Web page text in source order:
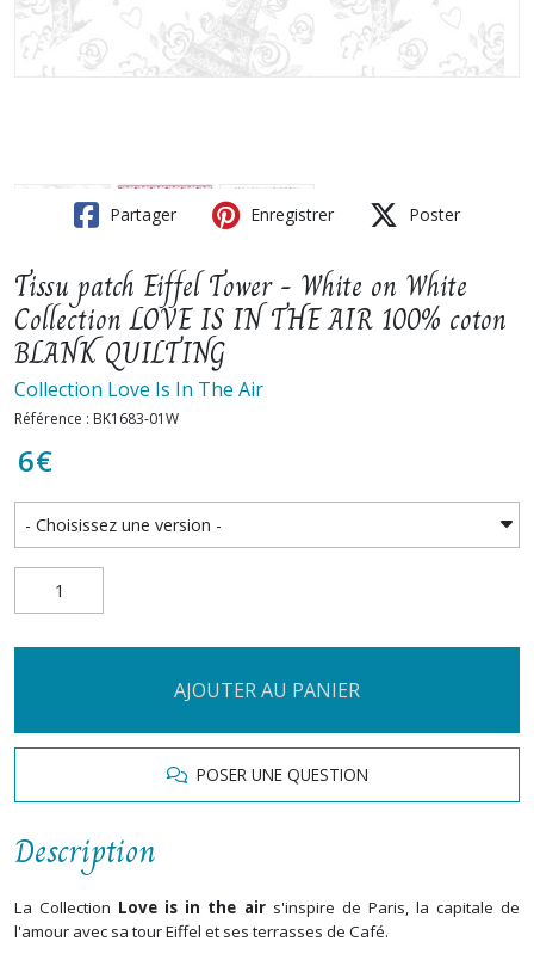
Partager Enregistrer Poster
Tissu patch Eiffel Tower - White on White
Collection LOVE IS IN THE AIR 100% coton
BLANK QUILTING
Collection Love Is In The Air
Référence : BK1683-01W
6€
AJOUTER AU PANIER
POSER UNE QUESTION
Description
La Collection Love is in the airs'inspire de Paris, la capitale de
l'amour avec sa tour Eiffel et ses terrasses de Café.